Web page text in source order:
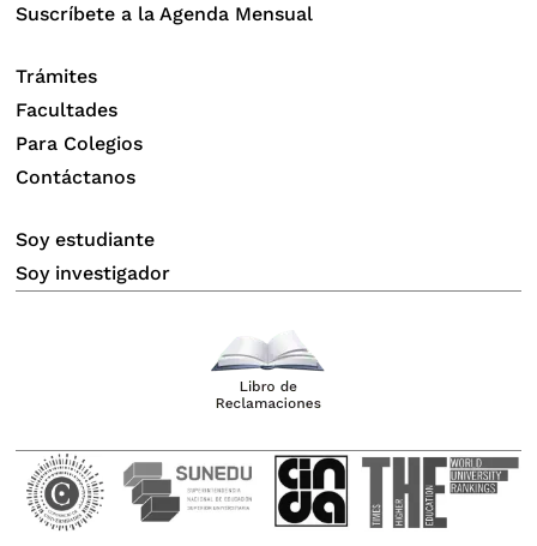
Suscríbete a la Agenda Mensual
Trámites
Facultades
Para Colegios
Contáctanos
Soy estudiante
Soy investigador